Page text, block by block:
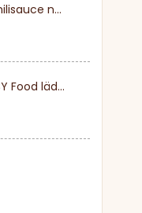
Wie lange wird die süße Chilisauce nach einmal eröffnet?
Guangdong Zhongshan TSY Food lädt Sie herzlich ein, die Dubai Gulfood Exhibition 2026 zu besuchen